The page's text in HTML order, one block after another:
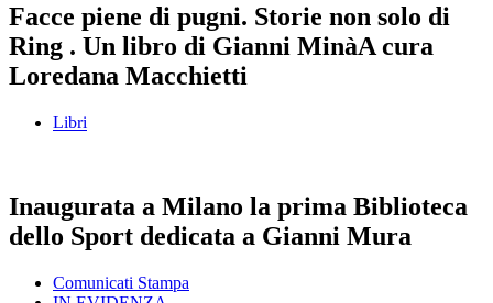
Facce piene di pugni. Storie non solo di
Ring . Un libro di Gianni MinàA cura
Loredana Macchietti
Libri
Inaugurata a Milano la prima Biblioteca
dello Sport dedicata a Gianni Mura
Comunicati Stampa